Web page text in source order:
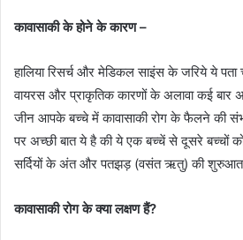
कावासाकी के होने के कारण –
हालिया रिसर्च और मेडिकल साइंस के जरिये ये पता
वायरस और प्राकृतिक कारणों के अलावा कई बार
जीन आपके बच्चे में कावासाकी रोग के फैलने की
पर अच्छी बात ये है की ये एक बच्चें से दूसरे बच्चों
सर्दियों के अंत और पतझड़ (वसंत ऋतु) की शुरुआत में
कावासाकी रोग के क्या लक्षण हैं?